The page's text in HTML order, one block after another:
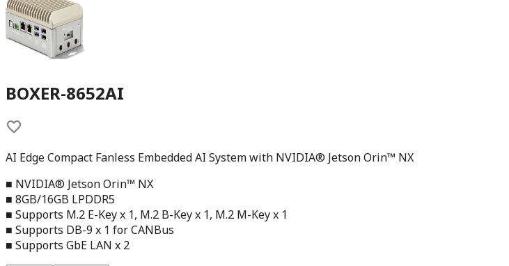
BOXER-8652AI
AI Edge Compact Fanless Embedded AI System with NVIDIA® Jetson Orin™ NX
■ NVIDIA® Jetson Orin™ NX
■ 8GB/16GB LPDDR5
■ Supports M.2 E-Key x 1, M.2 B-Key x 1, M.2 M-Key x 1
■ Supports DB-9 x 1 for CANBus
■ Supports GbE LAN x 2